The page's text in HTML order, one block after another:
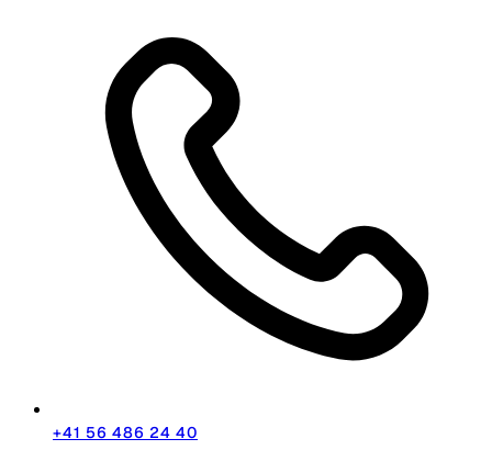
+41 56 486 24 40